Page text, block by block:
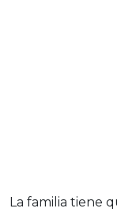
La familia tiene